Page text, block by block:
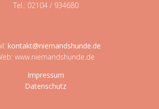
Tel.: 02104 / 934680
kontakt@niemandshunde.de
www.niemandshunde.de
Impressum
Datenschutz